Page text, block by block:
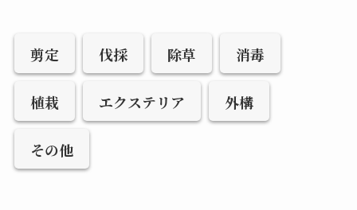
剪定 伐採 除草 消毒
植栽 エクステリア 外構
その他